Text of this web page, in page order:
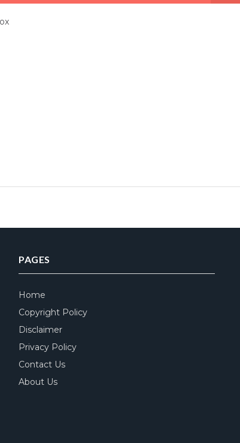
PAGES
Home
Copyright Policy
Disclaimer
Privacy Policy
Contact Us
About Us